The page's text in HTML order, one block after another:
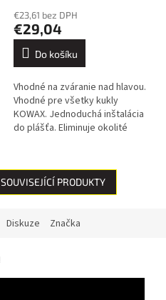
€23,61 bez DPH
€29,04
Do košíku
Vhodné na zváranie nad hlavou.
Vhodné pre všetky kukly
KOWAX. Jednoduchá inštalácia
do plášťa. Eliminuje okolité
PRODUKTY
Diskuze Značka